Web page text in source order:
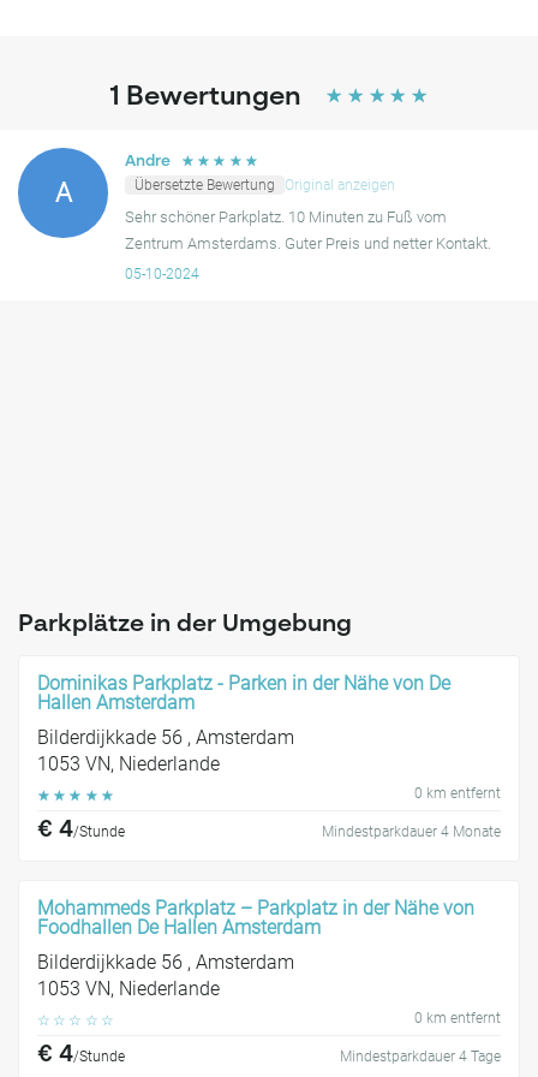
1 Bewertungen ☆ ☆ ☆ ☆ ☆
A
Andre ☆ ☆ ☆ ☆ ☆
Übersetzte Bewertung
Original anzeigen
Sehr schöner Parkplatz. 10 Minuten zu Fuß vom
Zentrum Amsterdams. Guter Preis und netter Kontakt.
05-10-2024
Parkplätze in der Umgebung
Dominikas Parkplatz - Parken in der Nähe von De
Hallen Amsterdam
Bilderdijkkade 56 , Amsterdam
1053 VN, Niederlande
☆ ☆ ☆ ☆ ☆ 0 km entfernt
€ 4/Stunde Mindestparkdauer 4 Monate
Mohammeds Parkplatz – Parkplatz in der Nähe von
Foodhallen De Hallen Amsterdam
Bilderdijkkade 56 , Amsterdam
1053 VN, Niederlande
☆ ☆ ☆ ☆ ☆ 0 km entfernt
€ 4/Stunde Mindestparkdauer 4 Tage